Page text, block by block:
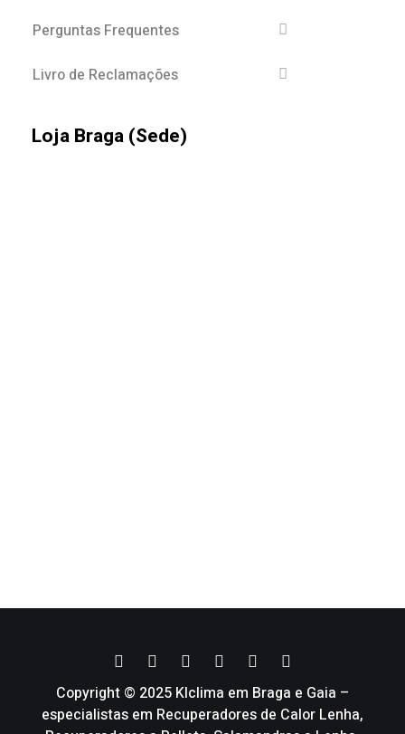
Perguntas Frequentes
Livro de Reclamações
Loja Braga (Sede)
Copyright © 2025 Klclima em Braga e Gaia –
especialistas em Recuperadores de Calor Lenha,